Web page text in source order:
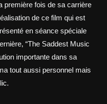
première fois de sa carrière
de ce film qui est
en séance spéciale
“The Saddest Music
importante dans sa
tout aussi personnel mais